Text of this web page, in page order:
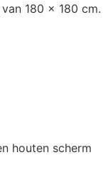
180 x 180 cm.
houten scherm